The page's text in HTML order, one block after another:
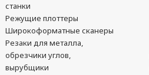
станки
Режущие плоттеры
Широкоформатные сканеры
Резаки для металла,
обрезчики углов,
вырубщики